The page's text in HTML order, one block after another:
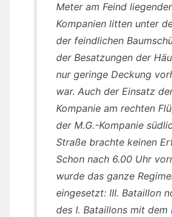
Meter am Feind
Kompanien litten unter
der feindlichen
der Besatzungen der
nur geringe Deckung
war. Auch der Einsatz
Kompanie am rechten
der M.G.-Kompanie
Straße brachte keinen
Schon nach 6.00 Uhr
wurde das ganze
eingesetzt: III. Bataillon
des I. Bataillons mit dem